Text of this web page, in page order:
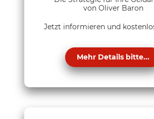
von Oliver Baron
Jetzt informieren und
Mehr Details bitte...